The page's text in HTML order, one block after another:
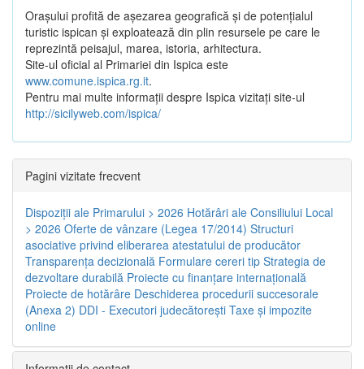
Oraşului profită de aşezarea geografică şi de potenţialul
turistic ispican şi exploatează din plin resursele pe care le
reprezintă peisajul, marea, istoria, arhitectura.
Site-ul oficial al Primariei din Ispica este
www.comune.ispica.rg.it.
Pentru mai multe informaţii despre Ispica vizitaţi site-ul
http://sicilyweb.com/ispica/
Pagini vizitate frecvent
Dispoziţii ale Primarului > 2026 Hotărâri ale Consiliului Local
> 2026 Oferte de vânzare (Legea 17/2014) Structuri
asociative privind eliberarea atestatului de producător
Transparenţa decizională Formulare cereri tip Strategia de
dezvoltare durabilă Proiecte cu finanţare internaţională
Proiecte de hotărâre Deschiderea procedurii succesorale
(Anexa 2) DDI - Executori judecătorești Taxe şi impozite
online